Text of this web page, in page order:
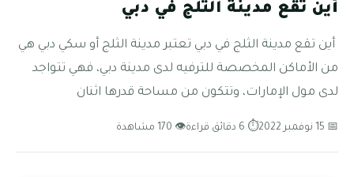
أين تقع مدينة الثلج في دبي
أين تقع مدينة الثلج في دبي تعتبر مدينة الثلج أو سكي دبي هي
من الأماكن المخصصة للترفيه لدى مدينة دبي، فهي تتواجد
لدى مول الإمارات، وتتكون من مساحة قدرها اثنان
📅 15 نوفمبر 2022 ⏱ 6 دقائق قراءة 👁 170 مشاهدة